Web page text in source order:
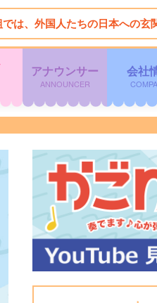
、外国人たちの日本への玄
アナウンサー
ANNOUNCER
会社